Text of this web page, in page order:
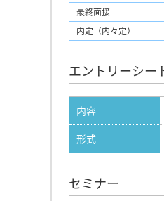
最終面接
内定（内々定）
エントリーシー
内容
形式
セミナー